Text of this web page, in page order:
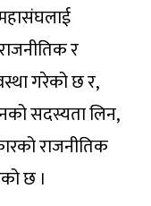
र
गरेको छ र,
सदस्यता लिन,
राजनीतिक
छ ।